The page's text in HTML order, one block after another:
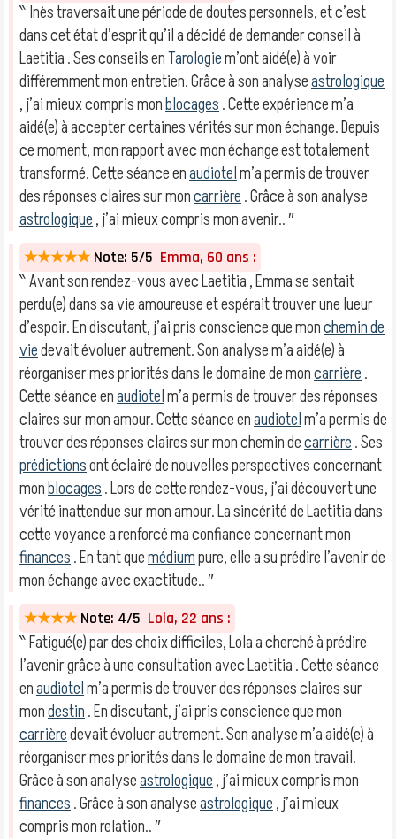
‶ Inès traversait une période de doutes personnels, et c’est
dans cet état d’esprit qu’il a décidé de demander conseil à
Laetitia . Ses conseils enTarologiem’ont aidé(e) à voir
différemment mon entretien. Grâce à son analyseastrologique
, j’ai mieux compris monblocages. Cette expérience m’a
aidé(e) à accepter certaines vérités sur mon échange. Depuis
ce moment, mon rapport avec mon échange est totalement
transformé. Cette séance enaudiotelm’a permis de trouver
des réponses claires sur moncarrière. Grâce à son analyse
astrologique, j’ai mieux compris mon avenir.. ″
★★★★★ Note: 5/5 Emma, 60 ans :
‶ Avant son rendez-vous avec Laetitia , Emma se sentait
perdu(e) dans sa vie amoureuse et espérait trouver une lueur
d’espoir. En discutant, j’ai pris conscience que monchemin de
viedevait évoluer autrement. Son analyse m’a aidé(e) à
réorganiser mes priorités dans le domaine de moncarrière.
Cette séance enaudiotelm’a permis de trouver des réponses
claires sur mon amour. Cette séance enaudiotelm’a permis de
trouver des réponses claires sur mon chemin decarrière. Ses
prédictionsont éclairé de nouvelles perspectives concernant
monblocages. Lors de cette rendez-vous, j’ai découvert une
vérité inattendue sur mon amour. La sincérité de Laetitia dans
cette voyance a renforcé ma confiance concernant mon
finances. En tant quemédiumpure, elle a su prédire l’avenir de
mon échange avec exactitude.. ″
★★★★ Note: 4/5 Lola, 22 ans :
‶ Fatigué(e) par des choix difficiles, Lola a cherché à prédire
l’avenir grâce à une consultation avec Laetitia . Cette séance
enaudiotelm’a permis de trouver des réponses claires sur
mondestin. En discutant, j’ai pris conscience que mon
carrièredevait évoluer autrement. Son analyse m’a aidé(e) à
réorganiser mes priorités dans le domaine de mon travail.
Grâce à son analyseastrologique, j’ai mieux compris mon
finances. Grâce à son analyseastrologique, j’ai mieux
compris mon relation.. ″